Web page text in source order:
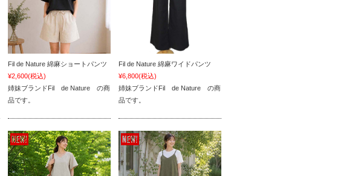
Fil de Nature 綿麻ショートパンツ
¥2,600(税込)
姉妹ブランドFil de Nature の商
品です。
Fil de Nature 綿麻ワイドパンツ
¥6,800(税込)
姉妹ブランドFil de Nature の商
品です。